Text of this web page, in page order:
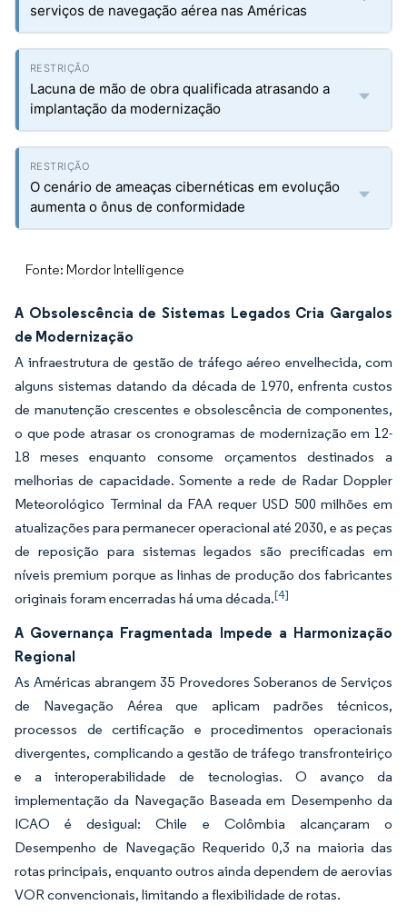
serviços de navegação aérea nas Américas
Lacuna de mão de obra qualificada atrasando a
implantação da modernização
O cenário de ameaças cibernéticas em evolução
aumenta o ônus de conformidade
Fonte: Mordor Intelligence
A Obsolescência de Sistemas Legados Cria Gargalos
de Modernização
A infraestrutura de gestão de tráfego aéreo envelhecida, com
alguns sistemas datando da década de 1970, enfrenta custos
de manutenção crescentes e obsolescência de componentes,
o que pode atrasar os cronogramas de modernização em 12-
18 meses enquanto consome orçamentos destinados a
melhorias de capacidade. Somente a rede de Radar Doppler
Meteorológico Terminal da FAA requer USD 500 milhões em
atualizações para permanecer operacional até 2030, e as peças
de reposição para sistemas legados são precificadas em
níveis premium porque as linhas de produção dos fabricantes
originais foram encerradas há uma década.[4]
A Governança Fragmentada Impede a Harmonização
Regional
As Américas abrangem 35 Provedores Soberanos de Serviços
de Navegação Aérea que aplicam padrões técnicos,
processos de certificação e procedimentos operacionais
divergentes, complicando a gestão de tráfego transfronteiriço
e a interoperabilidade de tecnologias. O avanço da
implementação da Navegação Baseada em Desempenho da
ICAO é desigual: Chile e Colômbia alcançaram o
Desempenho de Navegação Requerido 0,3 na maioria das
rotas principais, enquanto outros ainda dependem de aerovias
VOR convencionais, limitando a flexibilidade de rotas.